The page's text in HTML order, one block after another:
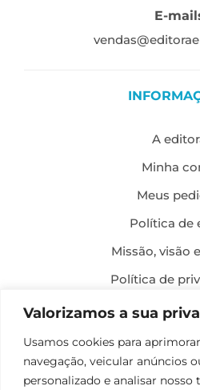
Valorizamos a sua
Usamos cookies para
navegação, veicular anúncios
personalizado e analisar nosso
E-
A
Minha
Meus
Política de
Missão, visão
Política de
Formas de
Política de troca